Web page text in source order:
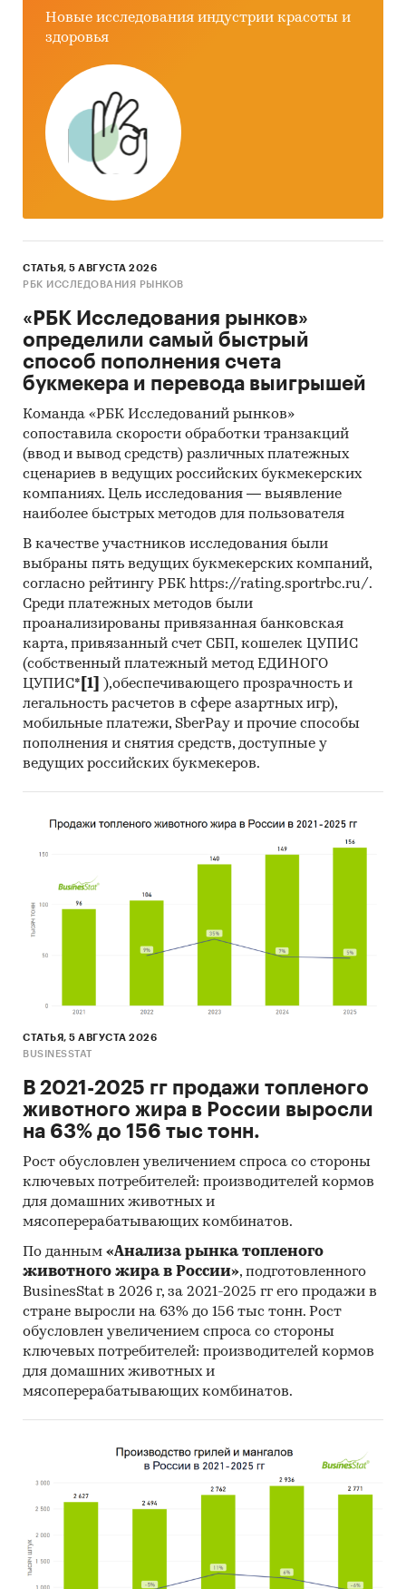
Новые исследования индустрии красоты и
здоровья
СТАТЬЯ, 5 АВГУСТА 2026
РБК ИССЛЕДОВАНИЯ РЫНКОВ
«РБК Исследования рынков»
определили самый быстрый
способ пополнения счета
букмекера и перевода выигрышей
Команда «РБК Исследований рынков»
сопоставила скорости обработки транзакций
(ввод и вывод средств) различных платежных
сценариев в ведущих российских букмекерских
компаниях. Цель исследования — выявление
наиболее быстрых методов для пользователя
В качестве участников исследования были
выбраны пять ведущих букмекерских компаний,
согласно рейтингу РБК https://rating.sportrbc.ru/.
Среди платежных методов были
проанализированы привязанная банковская
карта, привязанный счет СБП, кошелек ЦУПИС
(собственный платежный метод ЕДИНОГО
ЦУПИС* [1]
),обеспечивающего прозрачность и
легальность расчетов в сфере азартных игр),
мобильные платежи, SberPay и прочие способы
пополнения и снятия средств, доступные у
ведущих российских букмекеров.
СТАТЬЯ, 5 АВГУСТА 2026
BUSINESSTAT
В 2021-2025 гг продажи топленого
животного жира в России выросли
на 63% до 156 тыс тонн.
Рост обусловлен увеличением спроса со стороны
ключевых потребителей: производителей кормов
для домашних животных и
мясоперерабатывающих комбинатов.
По данным «Анализа рынка топленого
животного жира в России», подготовленного
BusinesStat в 2026 г, за 2021-2025 гг его продажи в
стране выросли на 63% до 156 тыс тонн. Рост
обусловлен увеличением спроса со стороны
ключевых потребителей: производителей кормов
для домашних животных и
мясоперерабатывающих комбинатов.